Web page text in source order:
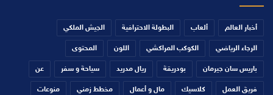
أخبار العالم ألعاب البطولة الاحترافية الجيش الملكي
الرجاء الرياضي الكوكب المراكشي اللون المحتوى
باريس سان جيرمان بودريقة ريال مدريد سياحة و سفر عن
فريق العمل كلاسيك مال و أعمال مخطط زمني منوعات